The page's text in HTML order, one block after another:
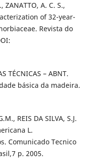
ZANATTO, A. C. S.,
of 32-year-
Revista do
TÉCNICAS – ABNT.
básica da madeira.
REIS DA SILVA, S.J.
L.
Comunicado Tecnico
p. 2005.